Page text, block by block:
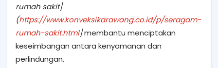
rumah sakit]
(https://www.konveksikarawang.co.id/p/seragam-
rumah-sakit.html]membantu menciptakan
keseimbangan antara kenyamanan dan
perlindungan.